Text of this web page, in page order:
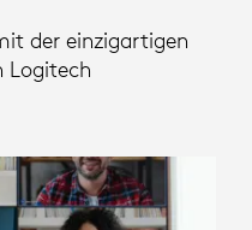
der einzigartigen
Logitech